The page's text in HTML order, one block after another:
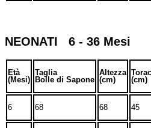
NEONATI 6 - 36 Mesi
Età
(Mesi)
Taglia
Bolle di Sapone
Altezza
(cm)
(cm)
6 68 68 45